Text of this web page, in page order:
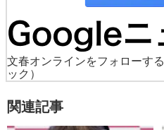
文春オンラインをフォローする
ック）
関連記事